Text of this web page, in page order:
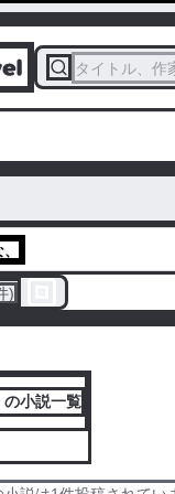
タイトル、作
)
小説一覧